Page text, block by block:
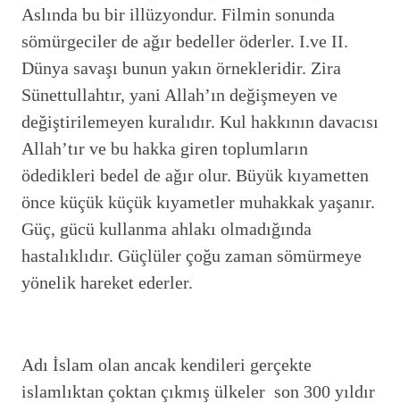
Aslında bu bir illüzyondur. Filmin sonunda
sömürgeciler de ağır bedeller öderler. I.ve II.
Dünya savaşı bunun yakın örnekleridir. Zira
Sünettullahtır, yani Allah’ın değişmeyen ve
değiştirilemeyen kuralıdır. Kul hakkının davacısı
Allah’tır ve bu hakka giren toplumların
ödedikleri bedel de ağır olur. Büyük kıyametten
önce küçük küçük kıyametler muhakkak yaşanır.
Güç, gücü kullanma ahlakı olmadığında
hastalıklıdır. Güçlüler çoğu zaman sömürmeye
yönelik hareket ederler.
Adı İslam olan ancak kendileri gerçekte
islamlıktan çoktan çıkmış ülkeler son 300 yıldır